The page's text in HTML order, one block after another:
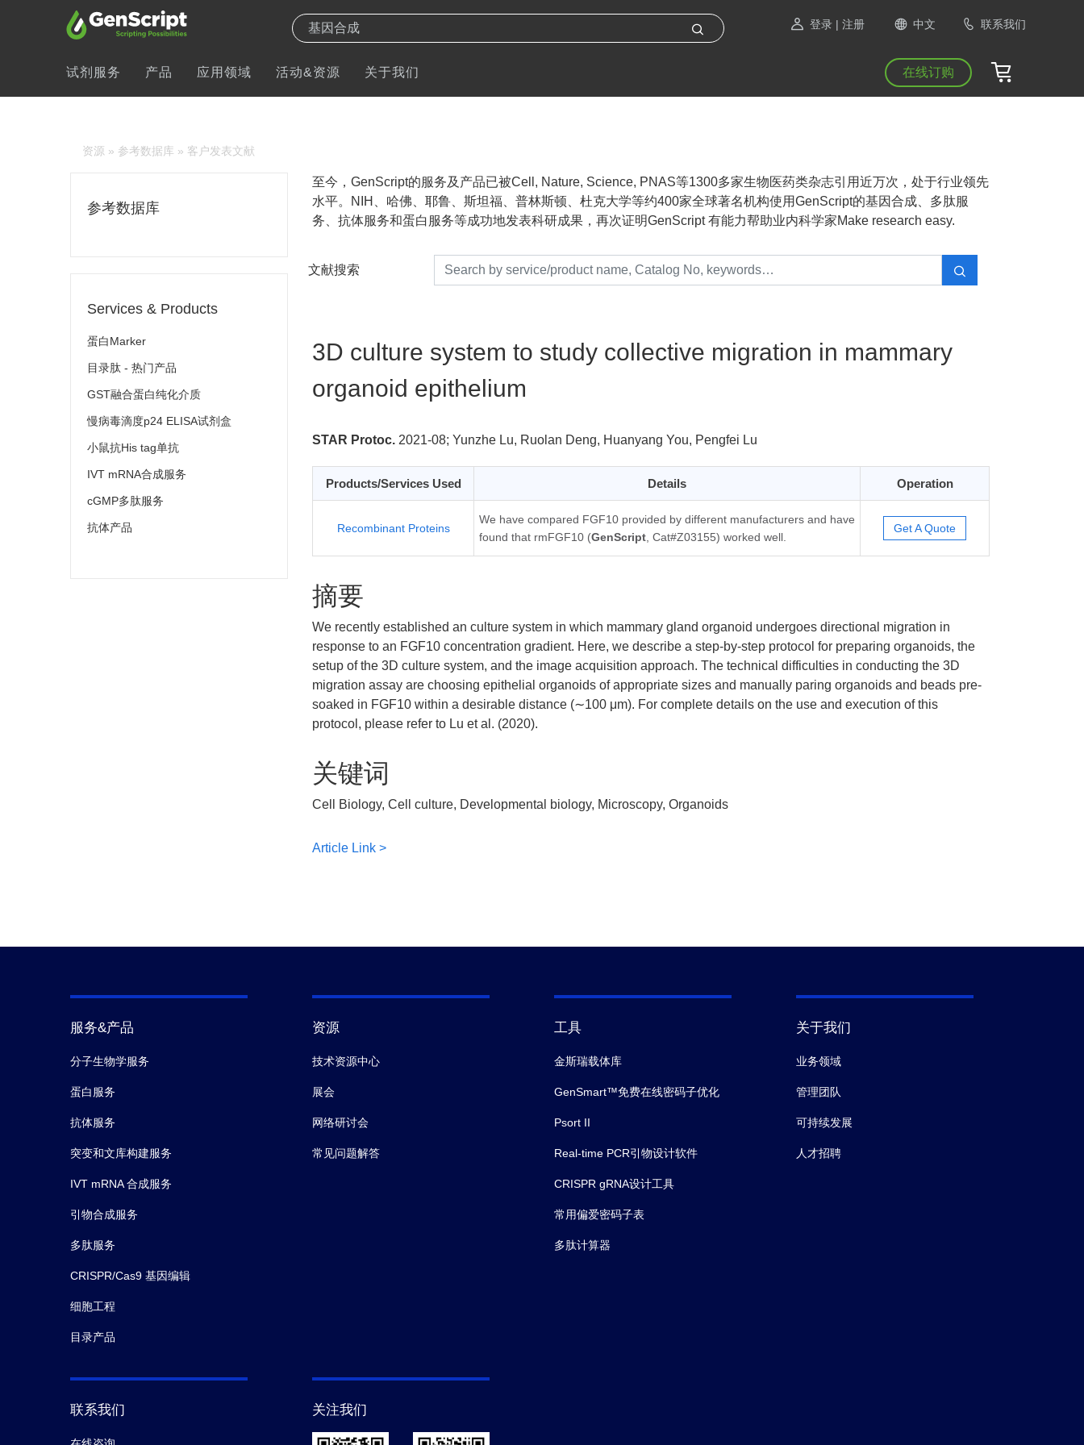
登录 | 注册 中文 联系我们
试剂服务 产品 应用领域 活动&资源 关于我们 在线订购
资源 » 参考数据库 » 客户发表文献
参考数据库
Services & Products
蛋白Marker
目录肽 - 热门产品
GST融合蛋白纯化介质
慢病毒滴度p24 ELISA试剂盒
小鼠抗His tag单抗
IVT mRNA合成服务
cGMP多肽服务
抗体产品
至今，GenScript的服务及产品已被Cell, Nature, Science, PNAS等1300多家生物医药类杂志引用近万次，处于行业领先
水平。NIH、哈佛、耶鲁、斯坦福、普林斯顿、杜克大学等约400家全球著名机构使用GenScript的基因合成、多肽服
务、抗体服务和蛋白服务等成功地发表科研成果，再次证明GenScript 有能力帮助业内科学家Make research easy.
文献搜索
3D culture system to study collective migration in mammary
organoid epithelium
STAR Protoc. 2021-08; Yunzhe Lu, Ruolan Deng, Huanyang You, Pengfei Lu
Products/Services Used Details Operation
Recombinant Proteins
We have compared FGF10 provided by different manufacturers and have
found that rmFGF10 (GenScript , Cat#Z03155) worked well.
Get A Quote
摘要
We recently established an culture system in which mammary gland organoid undergoes directional migration in
response to an FGF10 concentration gradient. Here, we describe a step-by-step protocol for preparing organoids, the
setup of the 3D culture system, and the image acquisition approach. The technical difficulties in conducting the 3D
migration assay are choosing epithelial organoids of appropriate sizes and manually paring organoids and beads pre-
soaked in FGF10 within a desirable distance (∼100 μm). For complete details on the use and execution of this
protocol, please refer to Lu et al. (2020).
关键词
Cell Biology, Cell culture, Developmental biology, Microscopy, Organoids
Article Link >
服务&产品
分子生物学服务
蛋白服务
抗体服务
突变和文库构建服务
IVT mRNA 合成服务
引物合成服务
多肽服务
CRISPR/Cas9 基因编辑
细胞工程
目录产品
资源
技术资源中心
展会
网络研讨会
常见问题解答
工具
金斯瑞载体库
GenSmart™免费在线密码子优化
Psort II
Real-time PCR引物设计软件
CRISPR gRNA设计工具
常用偏爱密码子表
多肽计算器
关于我们
业务领域
管理团队
可持续发展
人才招聘
联系我们 关注我们